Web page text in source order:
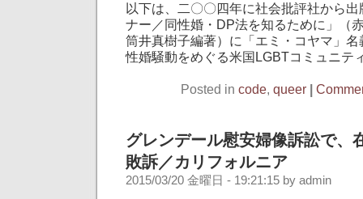
以下は、二〇〇四年に社会批評社から
ナー／同性婚・DP法を知るために」（
筒井真樹子編著）に「エミ・コヤマ」
性婚騒動をめぐる米国LGBTコミュニテ
Posted in code, queer |
グレンデール慰安婦像訴訟で、
敗訴／カリフォルニア
2015/03/20 金曜日 - 19:21:15 by admin